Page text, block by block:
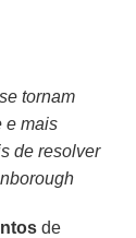
tornam
e mais
de resolver
de